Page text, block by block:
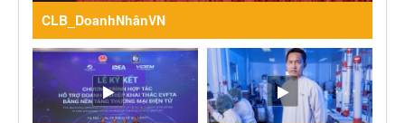
CLB_DoanhNhânVN